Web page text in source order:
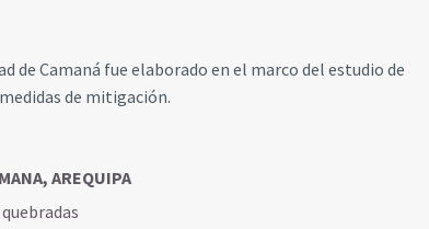
de Camaná fue elaborado en el marco del estudio de
de mitigación.
AREQUIPA